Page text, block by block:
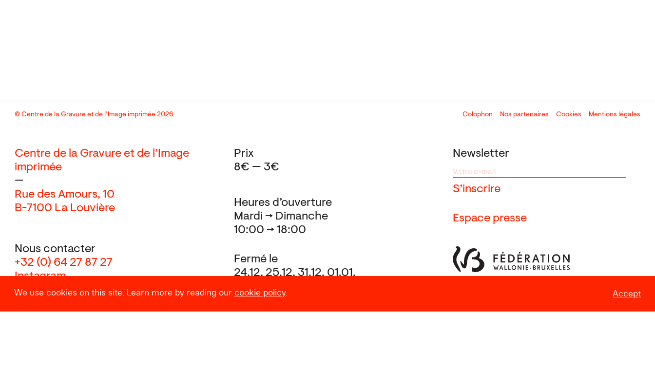
We use cookies on this site. Learn more by reading our cookie policy. Accept
Centre de la Gravure et de l’Image
imprimée
—
Rue des Amours, 10
B-7100 La Louvière
Nous contacter
+32 (0) 64 27 87 27
Instagram
Newsletter
Espace presse
Heures d’ouverture
Mardi → Dimanche
10:00 → 18:00
Fermé le
24.12, 25.12, 31.12, 01.01,
et pendant le Laetare (Carnaval)
Prix
8€ — 3€
© Centre de la Gravure et de l’Image imprimée 2026 Colophon
Design:Marcel Kaczmarek, code:8080.studio
Nos partenaires Cookies Mentions légales